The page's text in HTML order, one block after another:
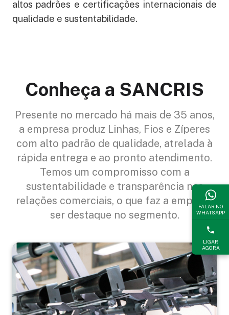
altos padrões e certificações internacionais de
qualidade e sustentabilidade.
Conheça a SANCRIS
Presente no mercado há mais de 35 anos,
a empresa produz Linhas, Fios e Zíperes
com alto padrão de qualidade, atrelada à
rápida entrega e ao pronto atendimento.
Temos um compromisso com a
sustentabilidade e transparência nas
relações comerciais, o que faz a empresa
ser destaque no segmento.
FALAR NO
WHATSAPP
LIGAR
AGORA